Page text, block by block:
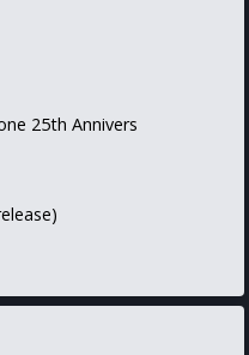
25th Annivers